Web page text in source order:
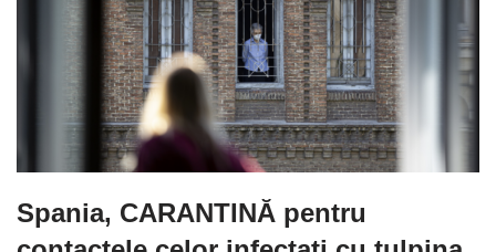
Spania, CARANTINĂ pentru